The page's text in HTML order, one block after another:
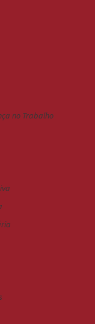
no Trabalho